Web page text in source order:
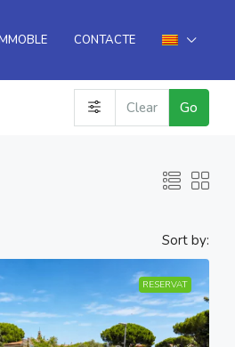
CONTACTE
Clear Go
Sort by:
RESERVAT